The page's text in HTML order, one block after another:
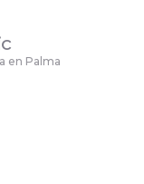
en Palma